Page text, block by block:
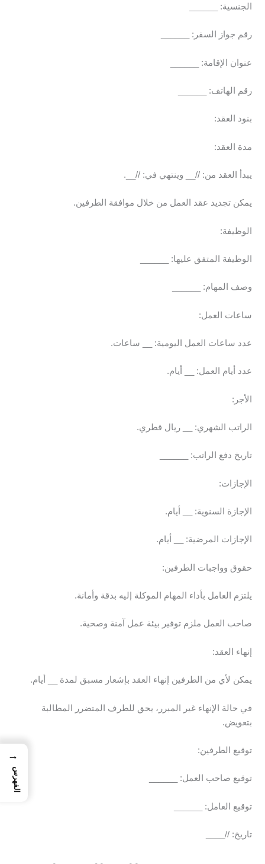
الجنسية: ______
رقم جواز السفر: ______
عنوان الإقامة: ______
رقم الهاتف: ______
بنود العقد:
مدة العقد:
يبدأ العقد من: //__ وينتهي في: //__.
يمكن تجديد عقد العمل من خلال موافقة الطرفين.
الوظيفة:
الوظيفة المتفق عليها: ______
وصف المهام: ______
ساعات العمل:
عدد ساعات العمل اليومية: __ ساعات.
عدد أيام العمل: __ أيام.
الأجر:
الراتب الشهري: __ ريال قطري.
تاريخ دفع الراتب: ______
الإجازات:
الإجازة السنوية: __ أيام.
الإجازات المرضية: __ أيام.
حقوق وواجبات الطرفين:
يلتزم العامل بأداء المهام الموكلة إليه بدقة وأمانة.
صاحب العمل ملزم توفير بيئة عمل آمنة وصحية.
إنهاء العقد:
يمكن لأي من الطرفين إنهاء العقد بإشعار مسبق لمدة __ أيام.
في حالة الإنهاء غير المبرر، يحق للطرف المتضرر المطالبة
بتعويض.
توقيع الطرفين:
توقيع صاحب العمل: ______
توقيع العامل: ______
تاريخ: //____
→
الفهرس